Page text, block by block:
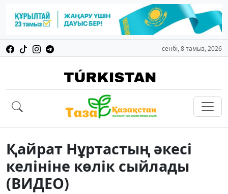
сенбі, 8 тамыз, 2026
Қайрат Нұртастың әкесі
келініне көлік сыйлады
(ВИДЕО)